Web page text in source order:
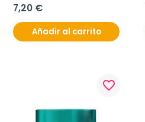
7,20 €
Añadir al carrito
favorite_border